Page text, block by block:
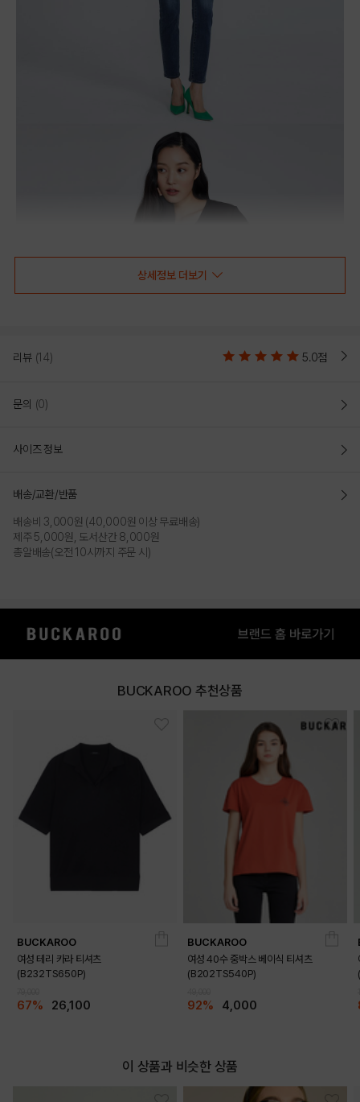
상세정보 더보기
리뷰 (14) 5.0점
문의 (0)
사이즈 정보
배송/교환/반품
배송비 3,000원 (40,000원 이상 무료배송)
제주 5,000원, 도서산간 8,000원
총알배송(오전 10시까지 주문 시)
BUCKAROO 추천상품
BUCKAROO
여성 테리 카라 티셔츠
(B232TS650P)
67% 26,100
BUCKAROO
여성 40수 중박스 베이식 티셔츠
(B202TS540P)
92% 4,000
이 상품과 비슷한 상품